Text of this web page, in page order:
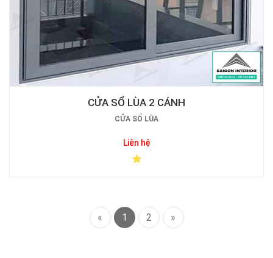
CỬA SỔ LÙA 2 CÁNH
CỬA SỔ LÙA
Liên hệ
« 1 2 »